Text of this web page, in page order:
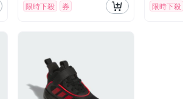
限時下殺 券 限時下殺